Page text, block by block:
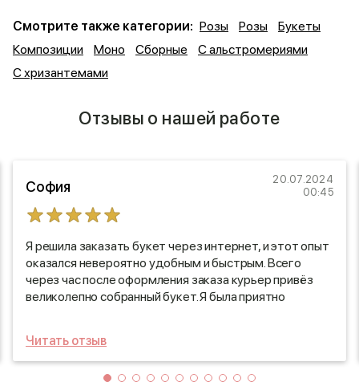
Смотрите также категории: Розы Розы
Букеты
Композиции
Моно Сборные
С альстромериями
С хризантемами
Отзывы о нашей работе
София
20.07.2024
00:45
Я решила заказать букет через интернет, и этот опыт
оказался невероятно удобным и быстрым. Всего
через час после оформления заказа курьер привёз
великолепно собранный букет. Я была приятно
просто восхитительным. Это отличный способ
порадовать себя или близких, не выходя из дома!
Читать отзыв